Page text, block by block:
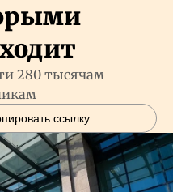
280 тысячам
ссылку